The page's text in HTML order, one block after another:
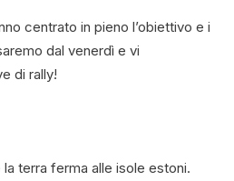
centrato in pieno l’obiettivo e i
dal venerdì e vi
di rally!
terra ferma alle isole estoni.